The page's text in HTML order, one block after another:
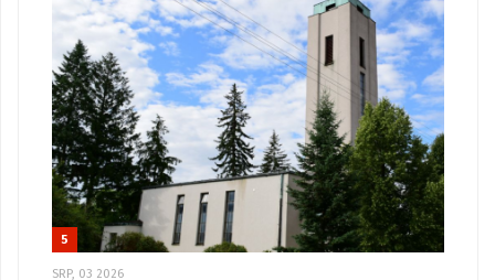
5
SRP, 03 2026